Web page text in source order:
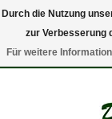
0
Durch die Nutzung
zur Verbesserung
Für weitere